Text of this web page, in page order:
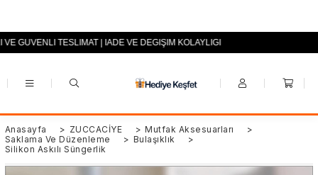
+90 (0553) 694 94 70
GÜVENLİ TESLİMAT | İADE VE DEĞİŞİM KOLAYLIĞI
Anasayfa > ZÜCCACİYE > Mutfak Aksesuarları
>
Saklama Ve Düzenleme
> Bulaşıklık
>
Silikon Askılı Süngerlik